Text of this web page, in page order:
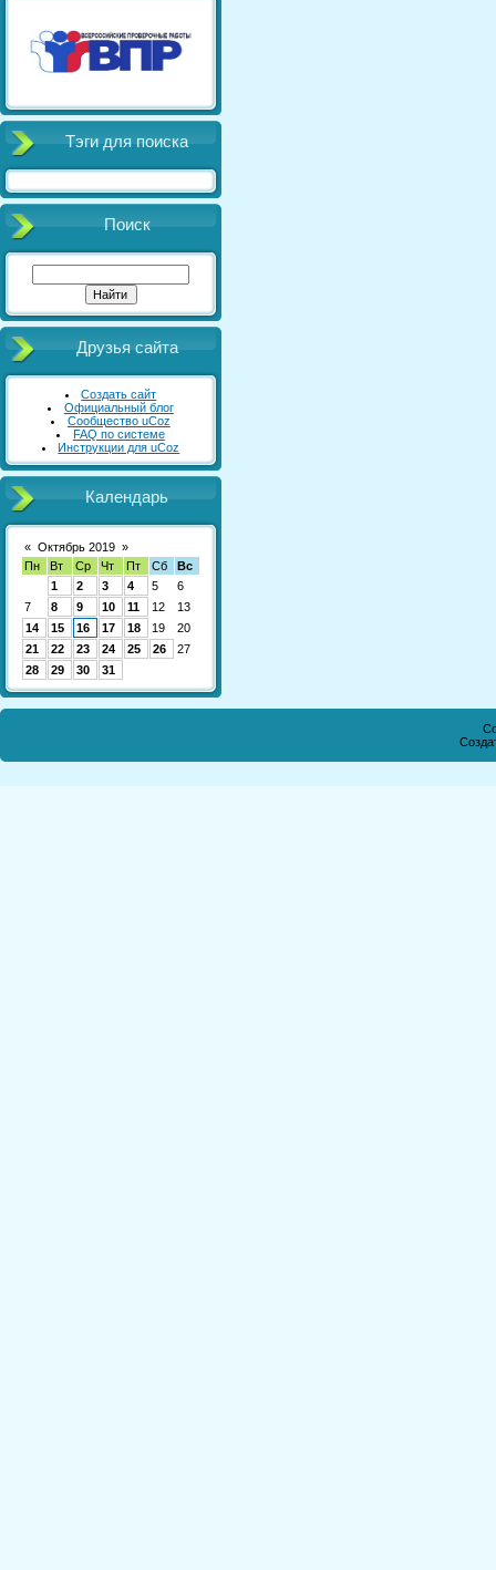
Тэги для поиска
Поиск
Друзья сайта
Создать сайт
Официальный блог
Сообщество uCoz
FAQ по системе
Инструкции для uCoz
Календарь
« Октябрь 2019 »
Пн
Вт Ср Чт Пт Сб
Вс
1
2 3 4 5
6
7
8 9 10 11 12
13
14
15 16 17 18 19
20
21
22 23 24 25 26
27
28
29 30 31